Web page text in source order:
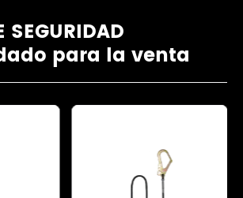
para la venta